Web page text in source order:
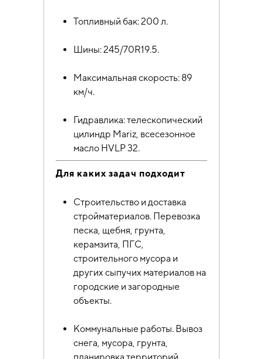
Топливный бак: 200 л.
Шины: 245/70R19.5.
Максимальная скорость: 89
км/ч.
Гидравлика: телескопический
цилиндр Mariz, всесезонное
масло HVLP 32.
Для каких задач подходит
Строительство и доставка
стройматериалов. Перевозка
песка, щебня, грунта,
керамзита, ПГС,
строительного мусора и
других сыпучих материалов на
городские и загородные
объекты.
Коммунальные работы. Вывоз
снега, мусора, грунта,